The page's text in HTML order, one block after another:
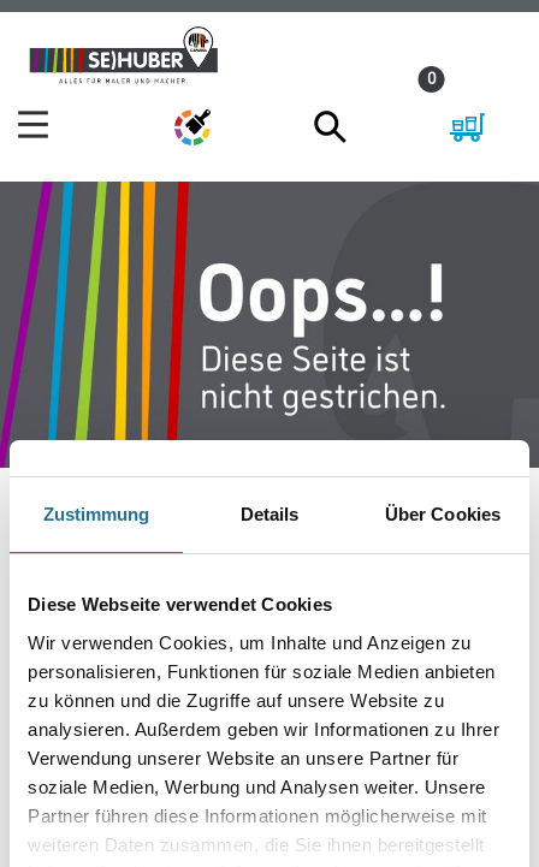
Zustimmung Details Über Cookies
Diese Webseite verwendet Cookies
Wir verwenden Cookies, um Inhalte und Anzeigen zu
personalisieren, Funktionen für soziale Medien anbieten
zu können und die Zugriffe auf unsere Website zu
analysieren. Außerdem geben wir Informationen zu Ihrer
Verwendung unserer Website an unsere Partner für
soziale Medien, Werbung und Analysen weiter. Unsere
Partner führen diese Informationen möglicherweise mit
weiteren Daten zusammen, die Sie ihnen bereitgestellt
Zum
Inhalt
Zum
Navigationsmenü
0
EIN KLEINER ZWISCHENFALL
IST AUFGETRETEN
Keine Sorge, wir pinseln schon an der Lösung und
werden das Problem so schnell wie möglich beheben.
Erkunden Sie in der Zwischenzeit unseren Online-Shop
und lassen Sie sich inspirieren.
ZURÜCK ZUM ONLINE-SHOP